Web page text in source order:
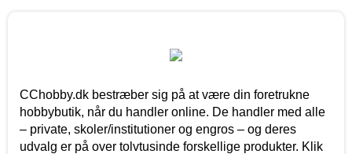
CChobby.dk bestræber sig på at være din foretrukne
hobbybutik, når du handler online. De handler med alle
– private, skoler/institutioner og engros – og deres
udvalg er på over tolvtusinde forskellige produkter. Klik